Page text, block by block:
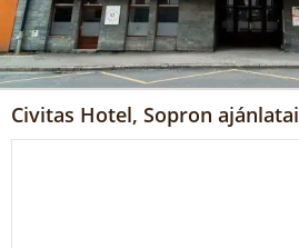
Civitas Hotel, Sopron ajánlatai